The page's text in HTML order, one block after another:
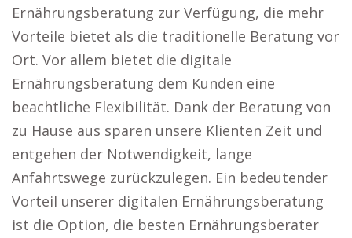
Ernährungsberatung zur Verfügung, die mehr
Vorteile bietet als die traditionelle Beratung vor
Ort. Vor allem bietet die digitale
Ernährungsberatung dem Kunden eine
beachtliche Flexibilität. Dank der Beratung von
zu Hause aus sparen unsere Klienten Zeit und
entgehen der Notwendigkeit, lange
Anfahrtswege zurückzulegen. Ein bedeutender
Vorteil unserer digitalen Ernährungsberatung
ist die Option, die besten Ernährungsberater